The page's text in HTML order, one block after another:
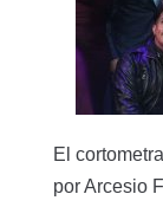
El
por Arcesio